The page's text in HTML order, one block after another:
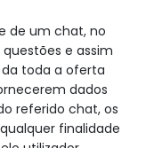
de um chat, no
e assim
toda a oferta
dados
referido chat, os
finalidade